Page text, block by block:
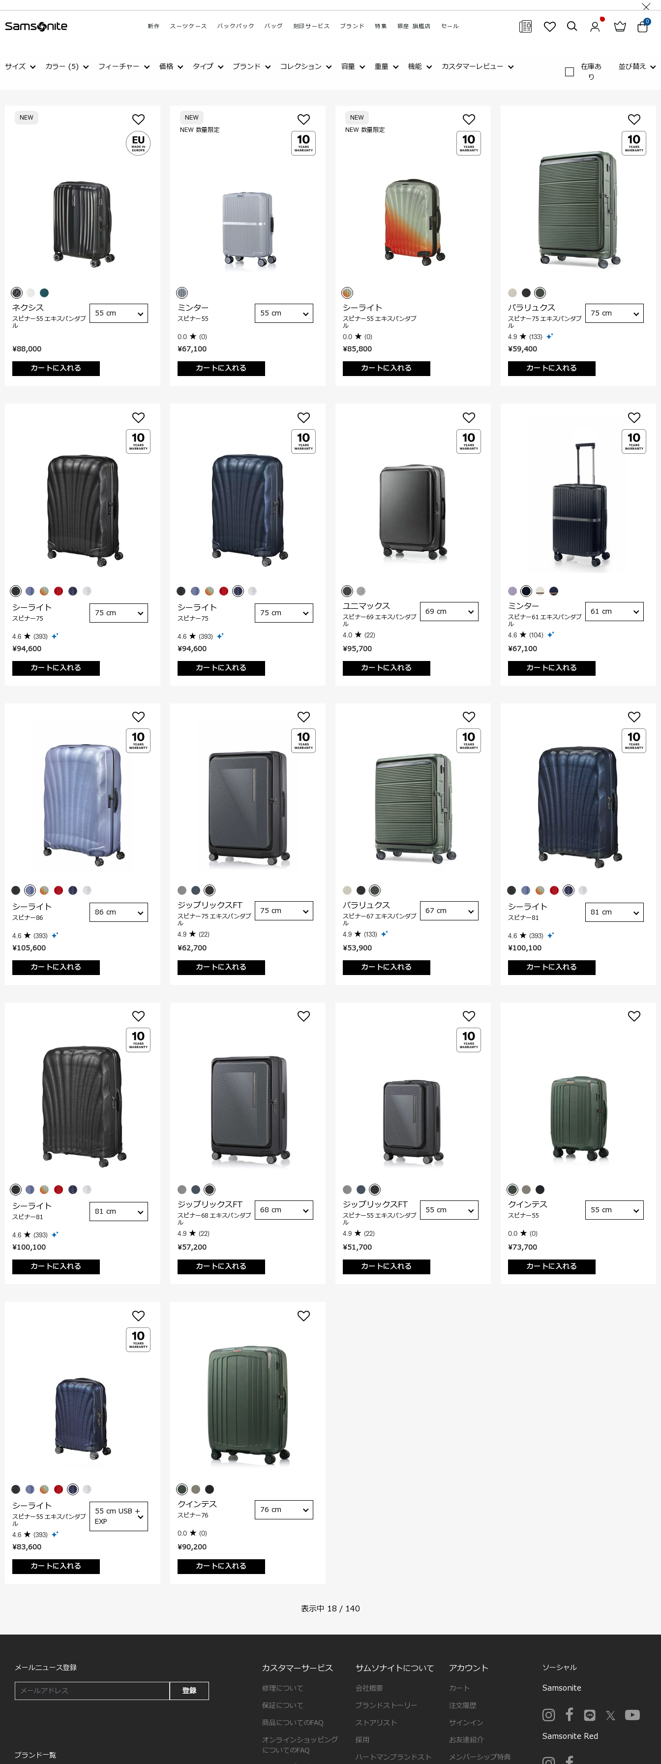
新作 スーツケース バックパック バッグ 刻印サービス ブランド 特集 銀座 旗艦店 セール
0
閉じる
サイズ カラー (5) フィーチャー 価格 タイプ ブランド コレクション 容量 重量 機能 カスタマーレビュー
在庫あ
り
並び替え
¥88,000
カートに入れる
NEW
ネクシス
スピナー55 エキスパンダブ
ル
55 cm
¥67,100
カートに入れる
NEW 数量限定
NEW
ミンター
スピナー55
0.0 (0)
55 cm
¥85,800
カートに入れる
NEW 数量限定
NEW
シーライト
スピナー55 エキスパンダブ
ル
0.0 (0)
¥59,400
カートに入れる
パラリュクス
スピナー75 エキスパンダブ
ル
4.9 (133)
75 cm
¥94,600
カートに入れる
シーライト
スピナー75
4.6 (393)
75 cm
¥94,600
カートに入れる
シーライト
スピナー75
4.6 (393)
75 cm
¥95,700
カートに入れる
ユニマックス
スピナー69 エキスパンダブ
ル
4.0 (22)
69 cm
¥67,100
カートに入れる
ミンター
スピナー61 エキスパンダブ
ル
4.6 (104)
61 cm
¥105,600
カートに入れる
シーライト
スピナー86
4.6 (393)
86 cm
¥62,700
カートに入れる
ジップリックスFT
スピナー75 エキスパンダブ
ル
4.9 (22)
75 cm
¥53,900
カートに入れる
パラリュクス
スピナー67 エキスパンダブ
ル
4.9 (133)
67 cm
¥100,100
カートに入れる
シーライト
スピナー81
4.6 (393)
81 cm
¥100,100
カートに入れる
シーライト
スピナー81
4.6 (393)
81 cm
¥57,200
カートに入れる
ジップリックスFT
スピナー68 エキスパンダブ
ル
4.9 (22)
68 cm
¥51,700
カートに入れる
ジップリックスFT
スピナー55 エキスパンダブ
ル
4.9 (22)
55 cm
¥73,700
カートに入れる
クインテス
スピナー55
0.0 (0)
55 cm
¥83,600
カートに入れる
シーライト
スピナー55 エキスパンダブ
ル
4.6 (393)
55 cm USB +
EXP
¥90,200
カートに入れる
クインテス
スピナー76
0.0 (0)
76 cm
表示中 18 / 140
メールニュース登録
登録
ブランド一覧
カスタマーサービス
修理について
保証について
商品についてのFAQ
オンラインショッピング
についてのFAQ
サムソナイトについて
会社概要
ブランドストーリー
ストアリスト
採用
ハートマンブランドスト
アカウント
カート
注文履歴
サインイン
お友達紹介
メンバーシップ特典
ソーシャル
Samsonite
Samsonite Red